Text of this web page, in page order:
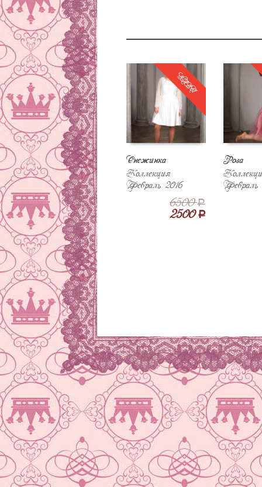
SALE!
Снежинка
Коллекция
Февраль 2016
6500Р
2500 Р
Роза
Февраль